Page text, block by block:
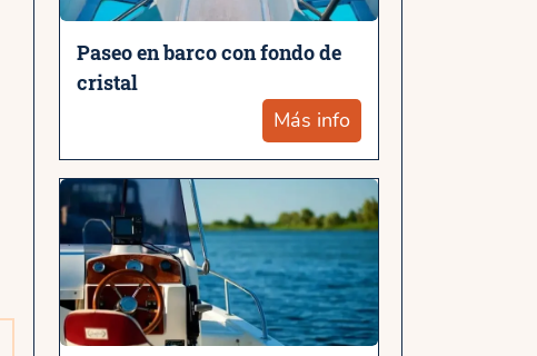
Paseo en barco con fondo de
cristal
Más info